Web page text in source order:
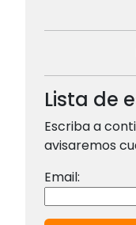
Lista de
Escriba a
avisaremos
Email: